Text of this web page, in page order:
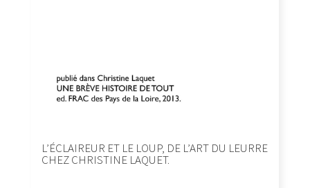
L’ÉCLAIREUR ET LE LOUP, DE L’ART DU LEURRE
CHEZ CHRISTINE LAQUET.